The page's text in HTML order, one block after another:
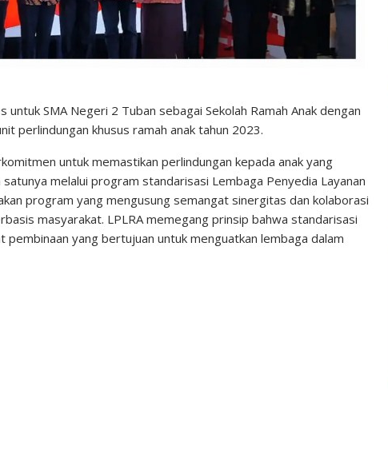
SMA Negeri 2 Tuban sebagai Sekolah Ramah Anak dengan
perlindungan khusus ramah anak tahun 2023.
untuk memastikan perlindungan kepada anak yang
melalui program standarisasi Lembaga Penyedia Layanan
program yang mengusung semangat sinergitas dan kolaborasi
masyarakat. LPLRA memegang prinsip bahwa standarisasi
pembinaan yang bertujuan untuk menguatkan lembaga dalam